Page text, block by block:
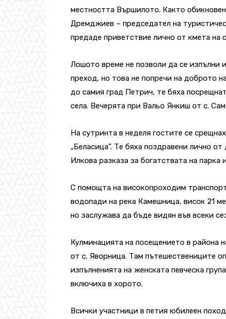
местността Вършилото. Както
Дремджиев – председател на
предаде приветствие лично от кмета на
Лошото време не позволи да се изпълни
преход, но това не попречи на доброто
до самия град Петрич, те бяха
села. Вечерята при Вальо Янкиш от с.
На сутринта в неделя гостите се
„Беласица”. Те бяха поздравени лично
Илкова разказа за богатствата на
С помощта на високопроходим
водопади на река Камешница, висок 21
но заслужава да бъде видян във всеки
Кулминацията на посещението в района
от с. Яворница. Там пътешествениците
изпълненията на женската певческа
включиха в хорото.
Всички участници в петия юбилеен